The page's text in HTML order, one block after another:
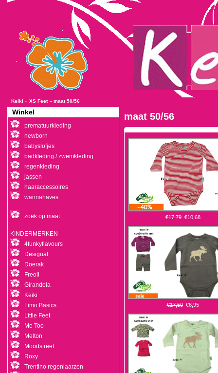
Keiki » XS Feet» maat 50/56
maat 50/56
€17,79 €10,68
€17,50 €6,95
Winkel
prematuurkleding
newborn
babyslofjes
badkleding / zwemkleding
regenkleding
jassen
haaraccessoires
wannahaves
zoek op maat
KINDERMERKEN
4funkyflavours
Desigual
Doerak
Freoli
Girandola
Keiki
Limo Basics
Little Feet
Me Too
Melton
Moodstreet
Roxy
Trentino regenlaarzen